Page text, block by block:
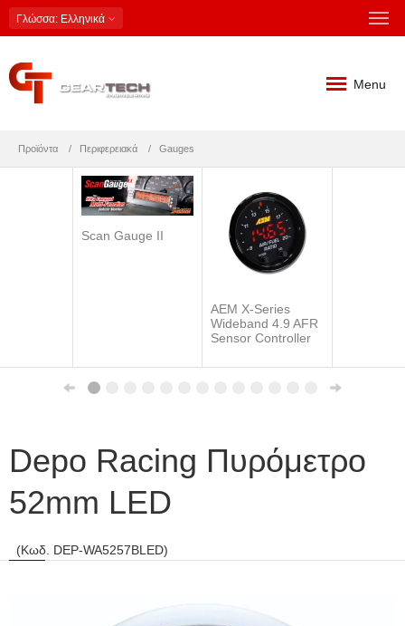
Γλώσσα: Ελληνικά
Menu
Προϊόντα Περιφερειακά Gauges
Scan Gauge II
AEM X-Series
Wideband 4.9 AFR
Sensor Controller
Depo Racing Πυρόμετρο
52mm LED
(Κωδ. DEP-WA5257BLED)